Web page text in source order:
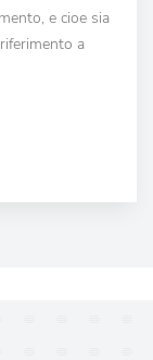
e cioe sia
a